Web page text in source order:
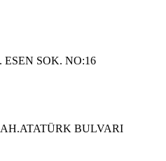
SOK. NO:16
BULVARI